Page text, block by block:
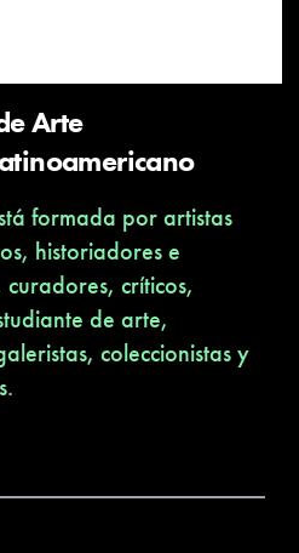
Arte
formada por artistas
historiadores e
críticos,
de arte,
coleccionistas y